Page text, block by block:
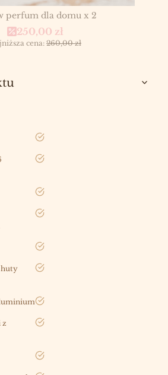
perfum dla domu x 2
Cena promocyjna
250,00 zł
cena:260,00 zł
tak
tak
tak
tak
tak
huty
tak
tak
z
tak
tak